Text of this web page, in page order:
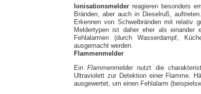
Ionisationsmelder reagieren besonders
Bränden, aber auch in Dieselruß,
Erkennen von Schwelbränden mit relativ
Meldertypen ist daher eher als einander
Fehlalarmen (durch Wasserdampf,
ausgemacht werden.
Flammenmelder
EinFlammenmeldernutzt die
Ultraviolett zur Detektion einer Flamme.
ausgewertet, um einen Fehlalarm